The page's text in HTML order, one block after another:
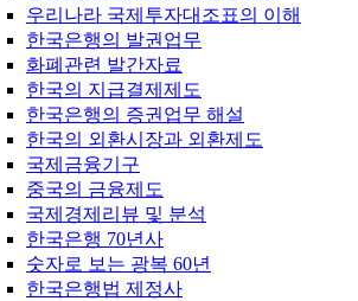
우리나라 국제투자대조표의 이해
한국은행의 발권업무
화폐관련 발간자료
한국의 지급결제제도
한국은행의 증권업무 해설
한국의 외환시장과 외환제도
국제금융기구
중국의 금융제도
국제경제리뷰 및 분석
한국은행 70년사
숫자로 보는 광복 60년
한국은행법 제정사